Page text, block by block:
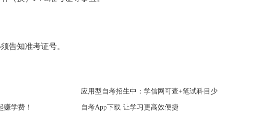
告知准考证号。
应用型自考招生中：学信网可查+笔试科目少
赚学费！ 自考App下载 让学习更高效便捷